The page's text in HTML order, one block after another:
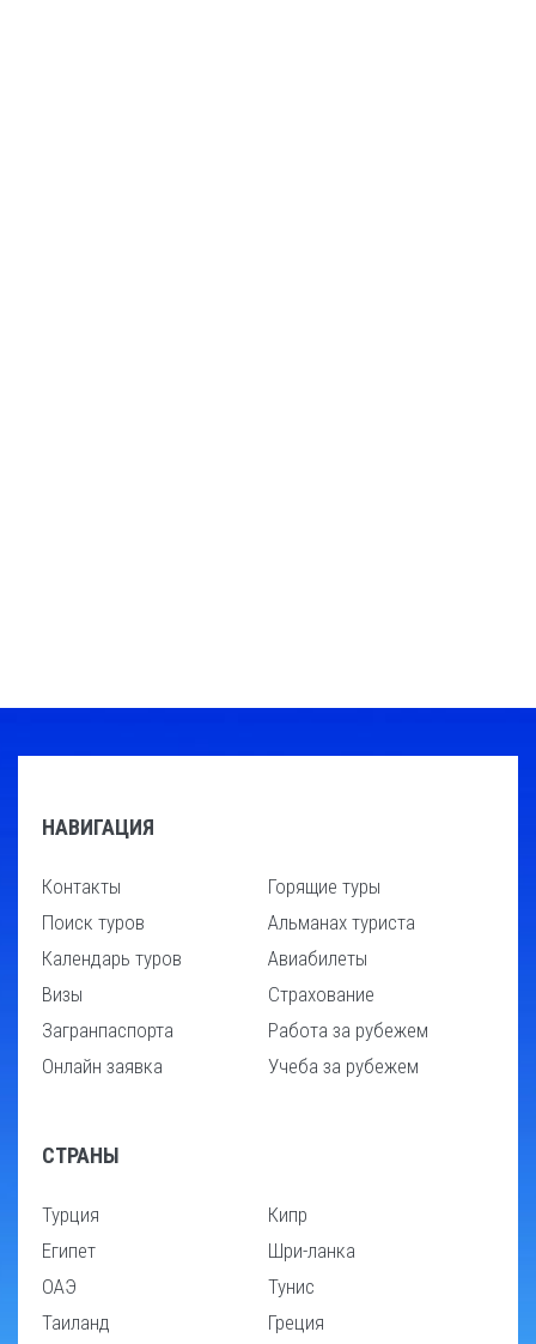
НАВИГАЦИЯ
Контакты
Поиск туров
Календарь туров
Визы
Загранпаспорта
Онлайн заявка
Горящие туры
Альманах туриста
Авиабилеты
Страхование
Работа за рубежем
Учеба за рубежем
СТРАНЫ
Турция
Египет
ОАЭ
Таиланд
Кипр
Шри-ланка
Тунис
Греция